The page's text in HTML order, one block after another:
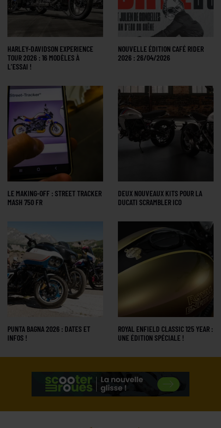
HARLEY-DAVIDSON EXPERIENCE
TOUR 2026 : 16 MODÈLES À
L’ESSAI !
NOUVELLE ÉDITION CAFÉ RIDER
2026 : 26/04/2026
LE MAKING-OFF : STREET TRACKER
MASH 750 FR
DEUX NOUVEAUX KITS POUR LA
DUCATI SCRAMBLER ICO
PUNTA BAGNA 2026 : DATES ET
INFOS !
ROYAL ENFIELD CLASSIC 125 YEAR :
UNE ÉDITION SPÉCIALE !